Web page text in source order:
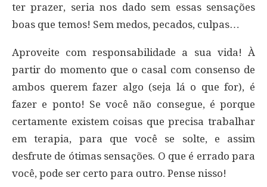
ter prazer, seria nos dado sem essas sensações
boas que temos! Sem medos, pecados, culpas…
Aproveite com responsabilidade a sua vida! À
partir do momento que o casal com consenso de
ambos querem fazer algo (seja lá o que for), é
fazer e ponto! Se você não consegue, é porque
certamente existem coisas que precisa trabalhar
em terapia, para que você se solte, e assim
desfrute de ótimas sensações. O que é errado para
você, pode ser certo para outro. Pense nisso!